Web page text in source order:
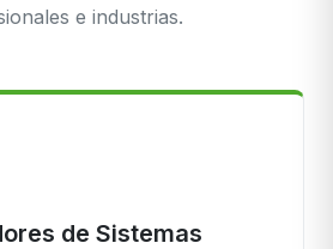
e industrias.
de Sistemas